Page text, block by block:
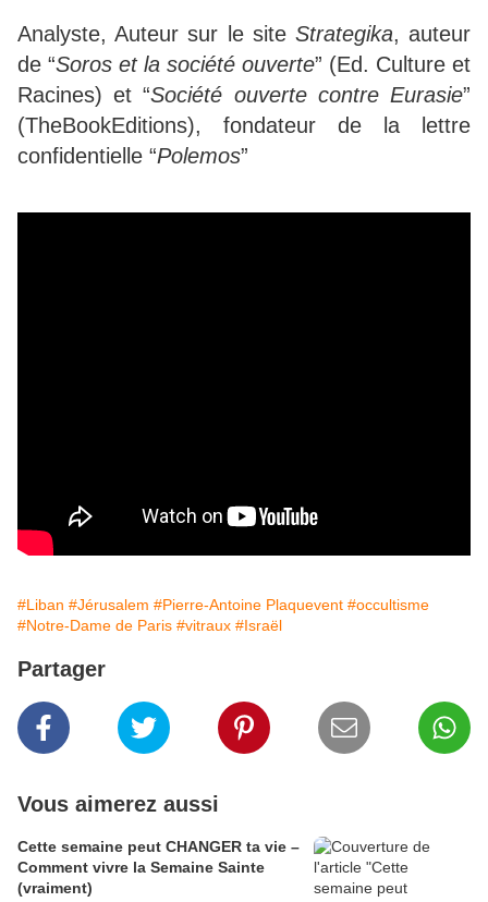
Analyste, Auteur sur le site Strategika, auteur
de “Soros et la société ouverte” (Ed. Culture et
Racines) et “Société ouverte contre Eurasie”
(TheBookEditions), fondateur de la lettre
confidentielle “Polemos”
#Liban #Jérusalem #Pierre-Antoine Plaquevent #occultisme
#Notre-Dame de Paris #vitraux #Israël
Partager
Vous aimerez aussi
Cette semaine peut CHANGER ta vie –
Comment vivre la Semaine Sainte
(vraiment)